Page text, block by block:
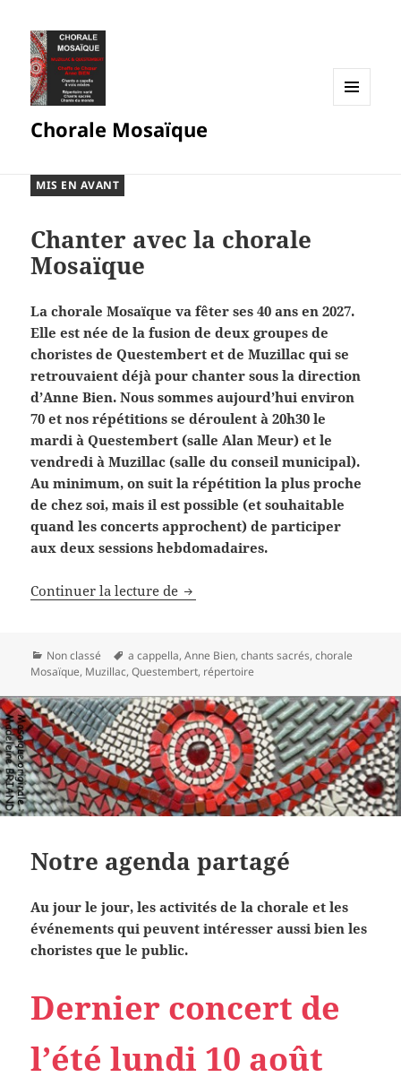
Chorale Mosaïque
Chanter avec la chorale
Mosaïque
La chorale Mosaïque va fêter ses 40 ans en 2027.
Elle est née de la fusion de deux groupes de
choristes de Questembert et de Muzillac qui se
retrouvaient déjà pour chanter sous la direction
d’Anne Bien. Nous sommes aujourd’hui environ
70 et nos répétitions se déroulent à 20h30 le
mardi à Questembert (salle Alan Meur) et le
vendredi à Muzillac (salle du conseil municipal).
Au minimum, on suit la répétition la plus proche
de chez soi, mais il est possible (et souhaitable
quand les concerts approchent) de participer
aux deux sessions hebdomadaires.
Continuer la lecture de Chanter avec la chorale Mosaïque
MIS EN AVANT
Catégories
Non classé
Mots-
clés
a cappella,Anne Bien,chants sacrés,chorale
Mosaïque, Muzillac,Questembert, répertoire
Notre agenda partagé
Au jour le jour, les activités de la chorale et les
événements qui peuvent intéresser aussi bien les
choristes que le public.
Dernier concert de
l’été lundi 10 août